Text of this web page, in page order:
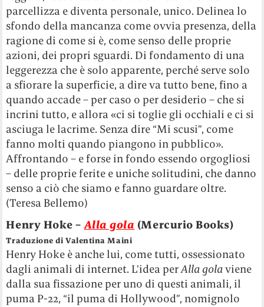
parcellizza e diventa personale, unico. Delinea lo
sfondo della mancanza come ovvia presenza, della
ragione di come si è, come senso delle proprie
azioni, dei propri sguardi. Di fondamento di una
leggerezza che è solo apparente, perché serve solo
a sfiorare la superficie, a dire va tutto bene, fino a
quando accade – per caso o per desiderio – che si
incrini tutto, e allora «ci si toglie gli occhiali e ci si
asciuga le lacrime. Senza dire “Mi scusi”, come
fanno molti quando piangono in pubblico».
Affrontando – e forse in fondo essendo orgogliosi
– delle proprie ferite e uniche solitudini, che danno
senso a ciò che siamo e fanno guardare oltre.
(Teresa Bellemo)
Henry Hoke –Alla gola (Mercurio Books)
Traduzione di Valentina Maini
Henry Hoke è anche lui, come tutti, ossessionato
dagli animali di internet. L’idea perAlla golaviene
dalla sua fissazione per uno di questi animali, il
puma P-22, “il puma di Hollywood”, nomignolo